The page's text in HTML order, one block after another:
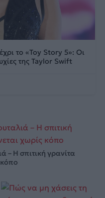
το «Toy Story 5»: Οι
της Taylor Swift
– Η σπιτική γρανίτα